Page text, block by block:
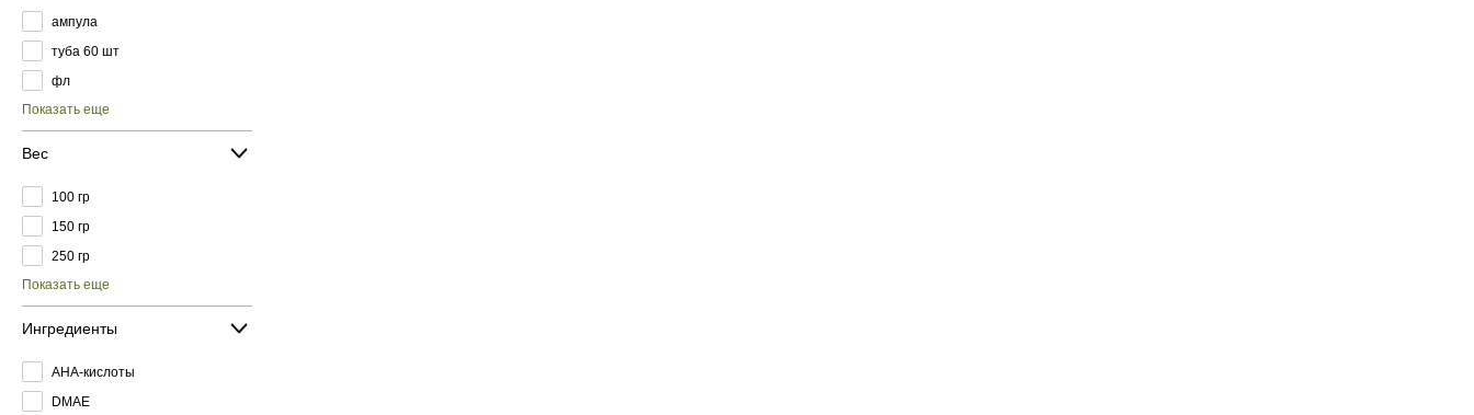
ампула
туба 60 шт
фл
Показать еще
Вес
100 гр
150 гр
250 гр
Показать еще
Ингредиенты
AHA-кислоты
DMAE